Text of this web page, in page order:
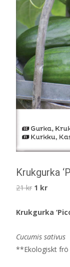
Krukgurka
21kr Det
priset
21 kr.
1 krDet
priset
1 kr.
Krukgurka
Cucumis sativus
**Ekologiskt